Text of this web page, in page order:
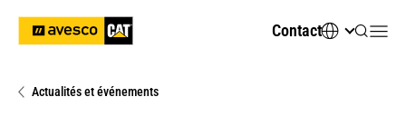
Contact
Actualités et événements